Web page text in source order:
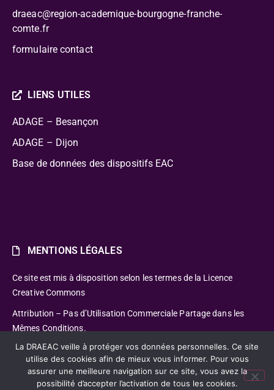
draeac@region-academique-bourgogne-franche-
comte.fr
formulaire contact
LIENS UTILES
ADAGE – Besançon
ADAGE – Dijon
Base de données des dispositifs EAC
MENTIONS LÉGALES
Ce site est mis à disposition selon les termes de la Licence
Creative Commons
Attribution – Pas d’Utilisation Commerciale Partage dans les
Mêmes Conditions.
La DRAEAC veille à protéger vos données personnelles. Ce site
utilise des cookies afin de mieux vous informer. Pour vous
assurer une meilleure navigation sur ce site, vous avez la
possibilité d’accepter l’activation de tous les cookies.